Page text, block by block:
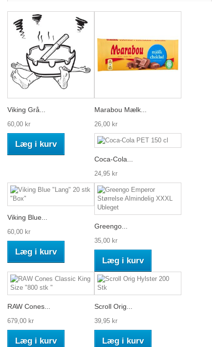
Viking Grå...
60,00 kr
Læg i kurv
Marabou Mælk...
26,00 kr
Coca-Cola...
24,95 kr
Viking Blue...
60,00 kr
Læg i kurv
Greengo...
35,00 kr
Læg i kurv
RAW Cones...
679,00 kr
Læg i kurv
Scroll Orig...
39,95 kr
Læg i kurv